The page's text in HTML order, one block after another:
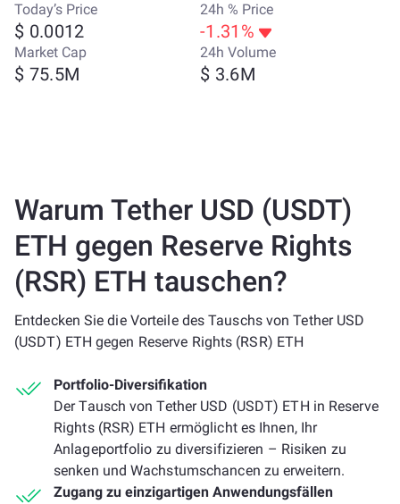
Today’s Price
$ 0.0012
24h % Price
-1.31%
Market Cap
$ 75.5M
24h Volume
$ 3.6M
Warum Tether USD (USDT)
ETH gegen Reserve Rights
(RSR) ETH tauschen?
Entdecken Sie die Vorteile des Tauschs von Tether USD
(USDT) ETH gegen Reserve Rights (RSR) ETH
Portfolio-Diversifikation
Der Tausch von Tether USD (USDT) ETH in Reserve
Rights (RSR) ETH ermöglicht es Ihnen, Ihr
Anlageportfolio zu diversifizieren – Risiken zu
senken und Wachstumschancen zu erweitern.
Zugang zu einzigartigen Anwendungsfällen